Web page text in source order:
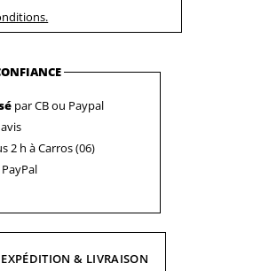
par CB ou Paypal
2 h à Carros (06)
EXPÉDITION & LIVRAISON